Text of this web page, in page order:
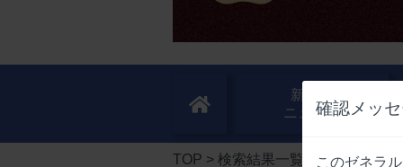
確認メッ
このゼネラ
新製品
ニュース
TOP > 検索結果一覧